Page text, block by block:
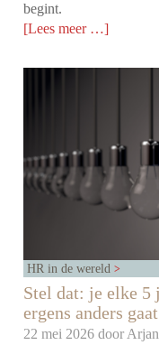
begint.
[Lees meer …]
HR in de wereld
Stel dat: je elke 5
ergens anders
22 mei 2026 door